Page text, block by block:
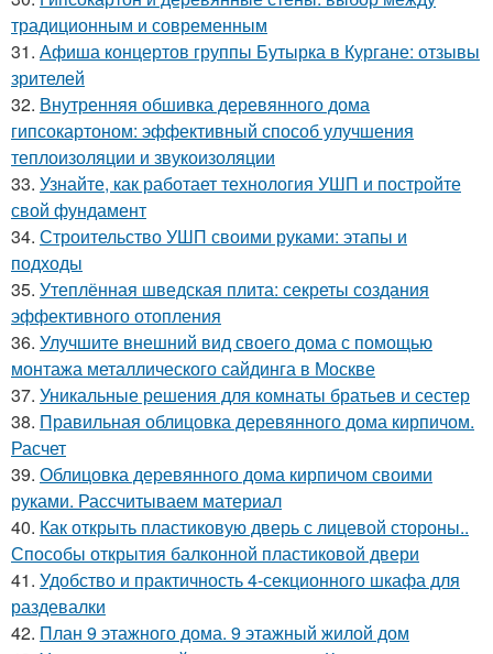
традиционным и современным
31. Афиша концертов группы Бутырка в Кургане: отзывы
зрителей
32. Внутренняя обшивка деревянного дома
гипсокартоном: эффективный способ улучшения
теплоизоляции и звукоизоляции
33. Узнайте, как работает технология УШП и постройте
свой фундамент
34. Строительство УШП своими руками: этапы и
подходы
35. Утеплённая шведская плита: секреты создания
эффективного отопления
36. Улучшите внешний вид своего дома с помощью
монтажа металлического сайдинга в Москве
37. Уникальные решения для комнаты братьев и сестер
38. Правильная облицовка деревянного дома кирпичом.
Расчет
39. Облицовка деревянного дома кирпичом своими
руками. Рассчитываем материал
40. Как открыть пластиковую дверь с лицевой стороны..
Способы открытия балконной пластиковой двери
41. Удобство и практичность 4-секционного шкафа для
раздевалки
42. План 9 этажного дома. 9 этажный жилой дом